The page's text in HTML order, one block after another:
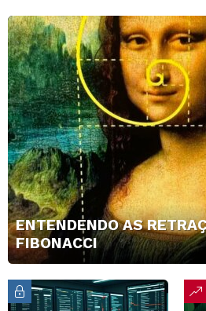
ENTENDENDO AS
FIBONACCI